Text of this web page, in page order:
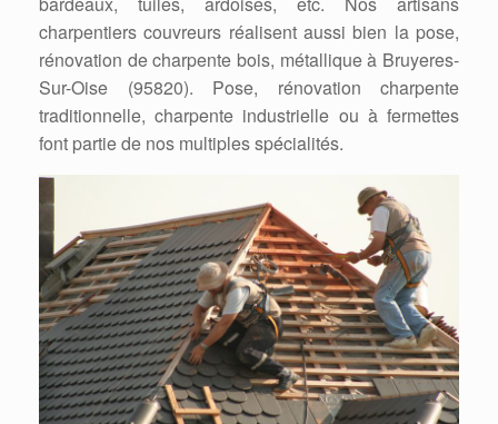
charpentiers couvreurs réalisent aussi bien la pose,
rénovation de charpente bois, métallique à Bruyeres-
Sur-Oise (95820). Pose, rénovation charpente
traditionnelle, charpente industrielle ou à fermettes
font partie de nos multiples spécialités.